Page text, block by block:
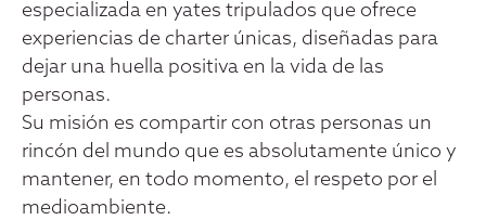
especializada en yates tripulados que ofrece
experiencias de charter únicas, diseñadas para
dejar una huella positiva en la vida de las
personas.
Su misión es compartir con otras personas un
rincón del mundo que es absolutamente único y
mantener, en todo momento, el respeto por el
medioambiente.